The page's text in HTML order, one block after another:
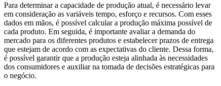
Para determinar a capacidade de produção atual, é necessário levar
em consideração as variáveis tempo, esforço e recursos. Com esses
dados em mãos, é possível calcular a produção máxima possível de
cada produto. Em seguida, é importante avaliar a demanda do
mercado para os diferentes produtos e estabelecer prazos de entrega
que estejam de acordo com as expectativas do cliente. Dessa forma,
é possível garantir que a produção esteja alinhada às necessidades
dos consumidores e auxiliar na tomada de decisões estratégicas para
o negócio.